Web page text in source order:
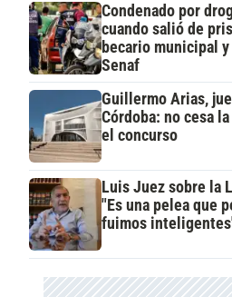
Condenado por
cuando salió de
becario municipal
Senaf
Guillermo Arias,
Córdoba: no cesa
el concurso
Luis Juez sobre la
"Es una pelea que
fuimos